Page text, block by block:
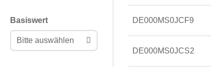
Basiswert
Bitte auswählen
DE000MS0JCF9
DE000MS0JCS2